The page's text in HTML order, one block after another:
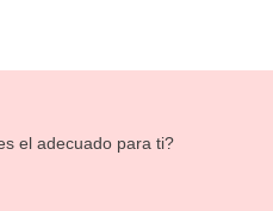
el adecuado para ti?